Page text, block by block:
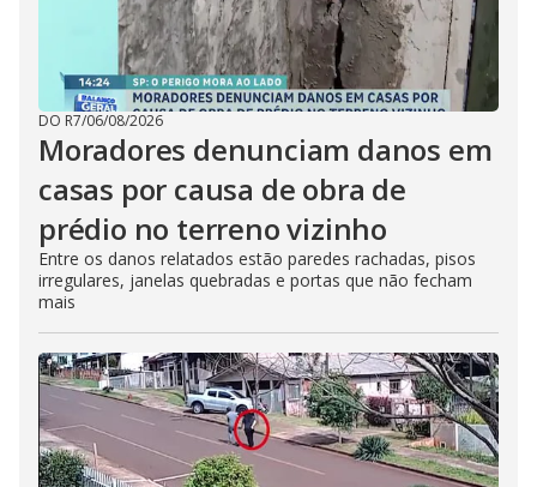
DO R7/06/08/2026
Moradores denunciam danos em
casas por causa de obra de
prédio no terreno vizinho
Entre os danos relatados estão paredes rachadas, pisos
irregulares, janelas quebradas e portas que não fecham
mais